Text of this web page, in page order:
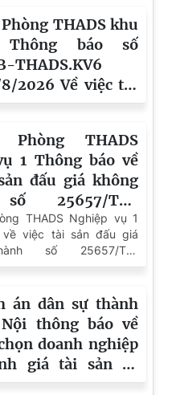
THADS khu
báo số
THADS.KV6
2026 Về việc thi
Phòng THADS
1 Thông báo về
đấu giá không
25657/TB-
ngày
THADS Nghiệp vụ 1
về việc tài sản đấu giá
số 25657/TB-
ngày 06/8/2026
án dân sự thành
thông báo về
doanh nghiệp
giá tài sản số
THADS.NV2 ngày